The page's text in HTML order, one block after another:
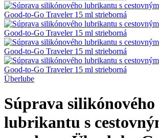
Überlube
Súprava silikónového
lubrikantu s